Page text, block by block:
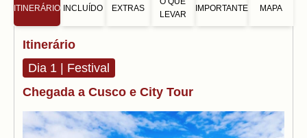
ITINERÁRIO INCLUÍDO EXTRAS
LEVAR
IMPORTANTE MAPA
Itinerário
Dia 1 | Festival
Chegada a Cusco e City Tour